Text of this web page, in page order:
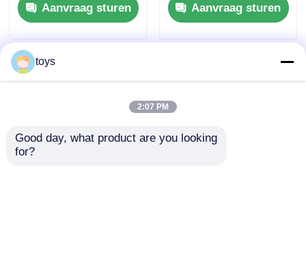
speelspeelgoed nieuw
ontwerp glijbaan set
voor pretpark
Aanvraag sturen
speelapparatuur
Veilige en duurzame
park amusementsets
Aanvraag sturen
toys
2:07 PM
Good day, what product are you looking
for?